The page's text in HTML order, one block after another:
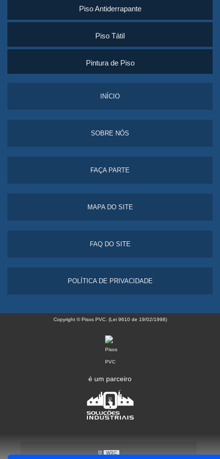
Piso Antiderrapante
Piso Tátil
Pintura de Piso
INÍCIO
SOBRE NÓS
FAÇA PARTE
MAPA DO SITE
FAQ DO SITE
POLÍTICA DE PRIVACIDADE
Copyright © Pisos PVC. (Lei 9610 de 19/02/1998)
é um parceiro
W3C